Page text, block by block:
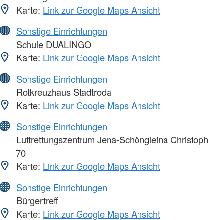
Karte: Link zur Google Maps Ansicht
Sonstige Einrichtungen
Schule DUALINGO
Karte: Link zur Google Maps Ansicht
Sonstige Einrichtungen
Rotkreuzhaus Stadtroda
Karte: Link zur Google Maps Ansicht
Sonstige Einrichtungen
Luftrettungszentrum Jena-Schöngleina Christoph
70
Karte: Link zur Google Maps Ansicht
Sonstige Einrichtungen
Bürgertreff
Karte: Link zur Google Maps Ansicht